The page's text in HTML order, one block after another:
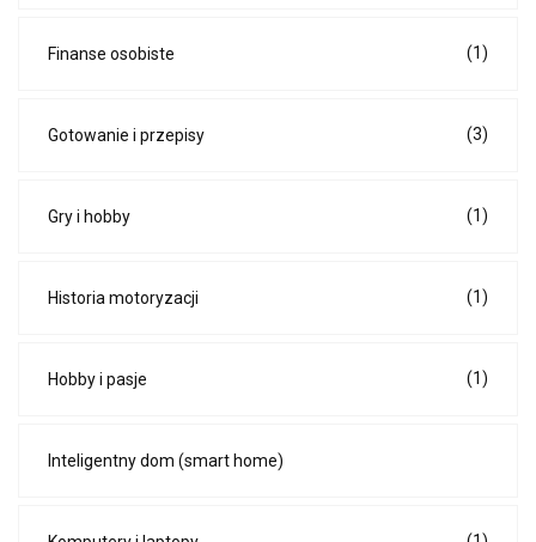
Finanse osobiste (1)
Gotowanie i przepisy (3)
Gry i hobby (1)
Historia motoryzacji (1)
Hobby i pasje (1)
Inteligentny dom (smart home)